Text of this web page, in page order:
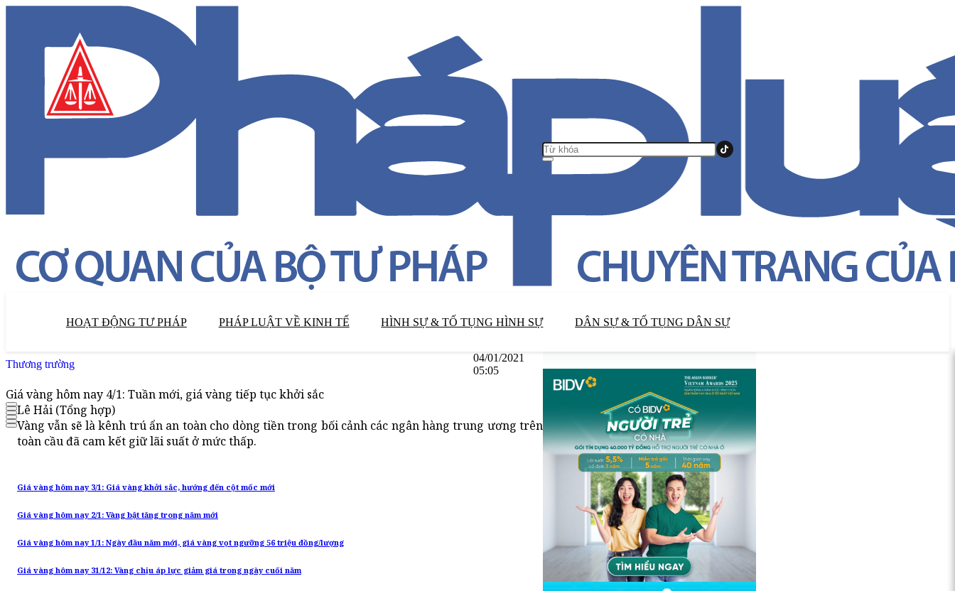
HOẠT ĐỘNG TƯ PHÁP PHÁP LUẬT VỀ KINH TẾ HÌNH SỰ & TỐ TỤNG HÌNH SỰ DÂN SỰ & TỐ TỤNG DÂN SỰ
Thương trường
04/01/2021
05:05
Giá vàng hôm nay 4/1: Tuần mới, giá vàng tiếp tục khởi sắc
Lê Hải (Tổng hợp)
Vàng vẫn sẽ là kênh trú ẩn an toàn cho dòng tiền trong bối cảnh các ngân hàng trung ương trên
toàn cầu đã cam kết giữ lãi suất ở mức thấp.
Giá vàng hôm nay 3/1: Giá vàng khởi sắc, hướng đến cột mốc mới
Giá vàng hôm nay 2/1: Vàng bật tăng trong năm mới
Giá vàng hôm nay 1/1: Ngày đầu năm mới, giá vàng vọt ngưỡng 56 triệu đồng/lượng
Giá vàng hôm nay 31/12: Vàng chịu áp lực giảm giá trong ngày cuối năm